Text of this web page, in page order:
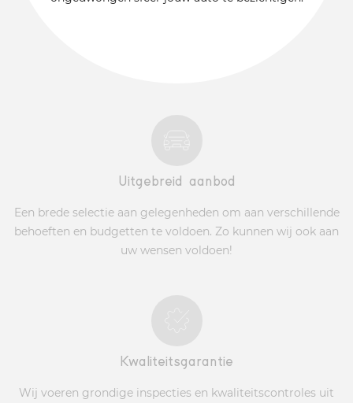
Uitgebreid aanbod
Een brede selectie aan gelegenheden om aan verschillende
behoeften en budgetten te voldoen. Zo kunnen wij ook aan
uw wensen voldoen!
Kwaliteitsgarantie
Wij voeren grondige inspecties en kwaliteitscontroles uit